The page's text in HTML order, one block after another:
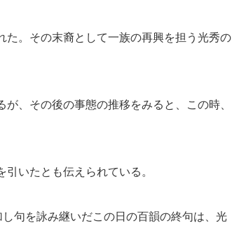
。その末裔として一族の再興を担う光秀の
、その後の事態の推移をみると、この時、
いたとも伝えられている。
句を詠み継いだこの日の百韻の終句は、光